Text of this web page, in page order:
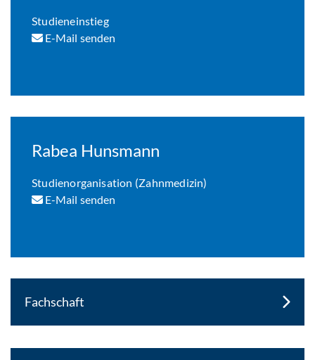
Studieneinstieg
E-Mail senden
Rabea Hunsmann
Studienorganisation (Zahnmedizin)
E-Mail senden
Fachschaft